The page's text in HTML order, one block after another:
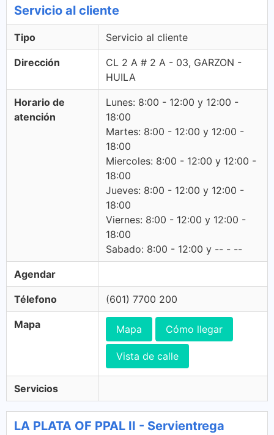
Servicio al cliente
Tipo Servicio al cliente
Dirección
CL 2 A # 2 A - 03, GARZON -
HUILA
Horario de
atención
Lunes: 8:00 - 12:00 y 12:00 -
18:00
Martes: 8:00 - 12:00 y 12:00 -
18:00
Miercoles: 8:00 - 12:00 y 12:00 -
18:00
Jueves: 8:00 - 12:00 y 12:00 -
18:00
Viernes: 8:00 - 12:00 y 12:00 -
18:00
Sabado: 8:00 - 12:00 y -- - --
Agendar
Télefono (601) 7700 200
Mapa Mapa Cómo llegar
Vista de calle
Servicios
LA PLATA OF PPAL II - Servientrega